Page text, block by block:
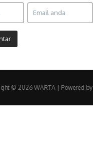
© 2026 WARTA | Powered by